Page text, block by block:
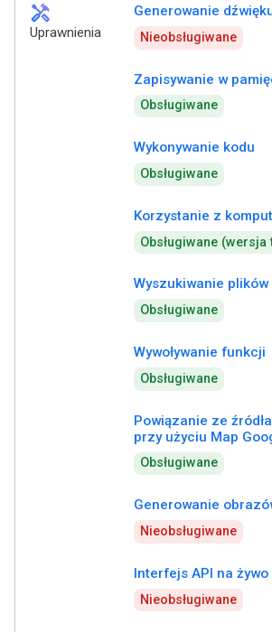
handyman
Uprawnienia
Generowanie
Nieobsługiwane
Zapisywanie w
Obsługiwane
Wykonywanie kodu
Obsługiwane
Korzystanie z
Obsługiwane (wersja
Wyszukiwanie plików
Obsługiwane
Wywoływanie funkcji
Obsługiwane
Powiązanie ze
przy użyciu Map
Obsługiwane
Generowanie
Nieobsługiwane
Interfejs API na żywo
Nieobsługiwane